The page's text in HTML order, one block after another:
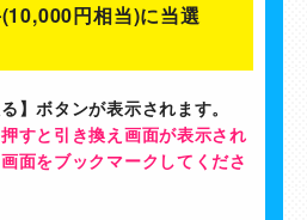
円相当)に当選
】ボタンが表示されます。
すと引き換え画面が表示され
面をブックマークしてくださ